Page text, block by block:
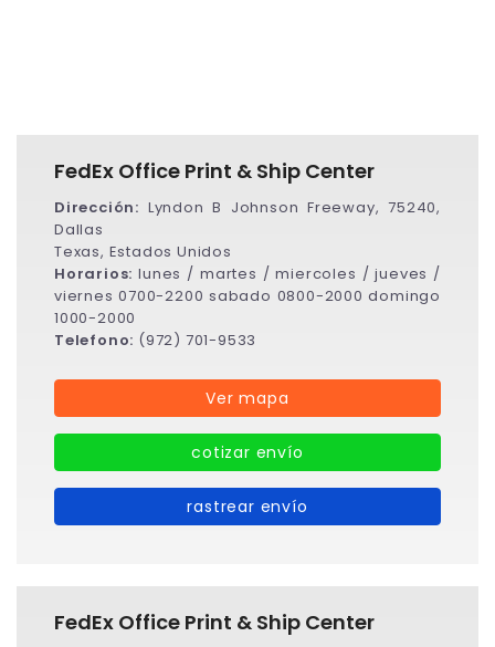
FedEx Office Print & Ship Center
Dirección: Lyndon B Johnson Freeway, 75240,
Dallas
Texas, Estados Unidos
Horarios:lunes / martes / miercoles / jueves /
viernes 0700-2200 sabado 0800-2000 domingo
1000-2000
Telefono: (972) 701-9533
Ver mapa
cotizar envío
rastrear envío
FedEx Office Print & Ship Center